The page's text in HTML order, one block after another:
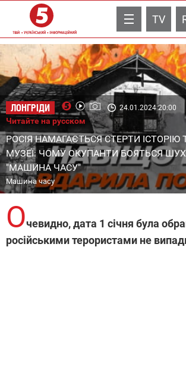
TV
ЛОНГРІДИ 24.01.2024 20:00
Читайте на русском
РОСІЯ НАМАГАЄТЬСЯ СТЕРТИ
МУЗЕЇ: ЧОМУ ОКУПАНТИ БОЯТЬСЯ
"МАШИНА ЧАСУ"
Машина часу
Очевидно, дата 1 січня була
російськими терористами не